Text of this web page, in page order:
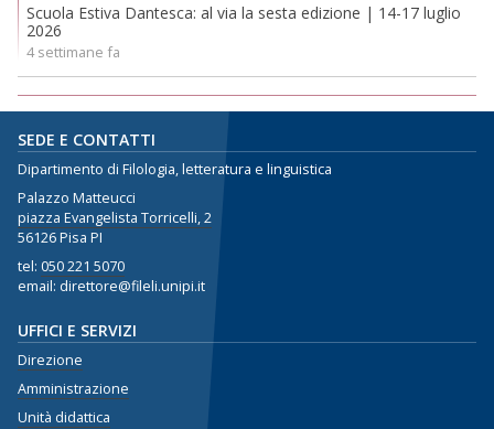
Scuola Estiva Dantesca: al via la sesta edizione | 14-17 luglio
2026
4 settimane fa
SEDE E CONTATTI
Dipartimento di Filologia, letteratura e linguistica
Palazzo Matteucci
piazza Evangelista Torricelli, 2
56126 Pisa PI
tel: 050 221 5070
email: direttore@fileli.unipi.it
UFFICI E SERVIZI
Direzione
Amministrazione
Unità didattica